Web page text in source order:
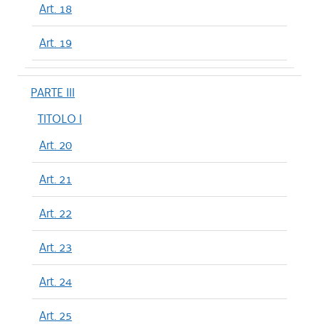
Art. 18
Art. 19
PARTE III
TITOLO I
Art. 20
Art. 21
Art. 22
Art. 23
Art. 24
Art. 25